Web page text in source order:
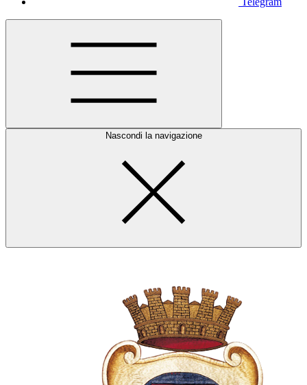
Nascondi la navigazione